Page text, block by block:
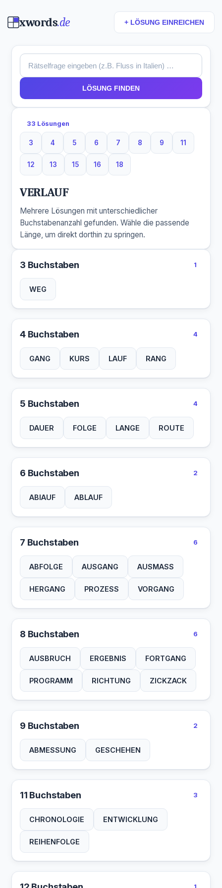
xwords.de + LÖSUNG EINREICHEN
LÖSUNG FINDEN
33 Lösungen
3
3 Buchstaben
4
4 Buchstaben
5
5 Buchstaben
6
6 Buchstaben
7
7 Buchstaben
8
8 Buchstaben
9
9 Buchstaben
11
11
12
12 Buchstaben
13
13 Buchstaben
15
15 Buchstaben
16
16 Buchstaben
18
18 Buchstaben
VERLAUF
Mehrere Lösungen mit unterschiedlicher
Buchstabenanzahl gefunden. Wähle die passende
Länge, um direkt dorthin zu springen.
3 Buchstaben 1
WEG
4 Buchstaben 4
GANG KURS LAUF RANG
5 Buchstaben 4
DAUER FOLGE LANGE ROUTE
6 Buchstaben 2
ABIAUF ABLAUF
7 Buchstaben 6
ABFOLGE AUSGANG AUSMASS
HERGANG PROZESS VORGANG
8 Buchstaben 6
AUSBRUCH ERGEBNIS FORTGANG
PROGRAMM RICHTUNG ZICKZACK
9 Buchstaben 2
ABMESSUNG GESCHEHEN
11 Buchstaben 3
CHRONOLOGIE ENTWICKLUNG
REIHENFOLGE
1